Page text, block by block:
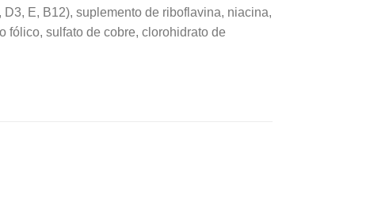
E, B12), suplemento de riboflavina, niacina,
fólico, sulfato de cobre, clorohidrato de